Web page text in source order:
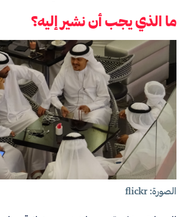
ما الذي يجب أن نشير إليه؟
الصورة: flickr